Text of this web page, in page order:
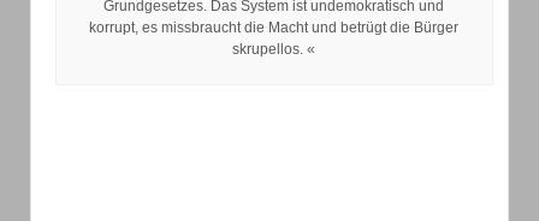
Grundgesetzes. Das System ist undemokratisch und
korrupt, es missbraucht die Macht und betrügt die Bürger
skrupellos. «